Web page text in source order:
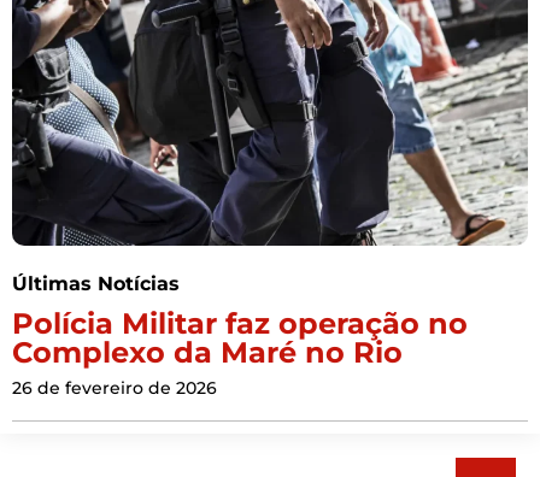
Últimas Notícias
Polícia Militar faz operação no
Complexo da Maré no Rio
26 de fevereiro de 2026